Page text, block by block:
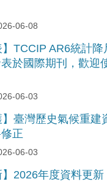
06-08
TCCIP AR6統計降
於國際期刊，歡迎
06-03
臺灣歷史氣候重建
正
06-03
2026年度資料更新